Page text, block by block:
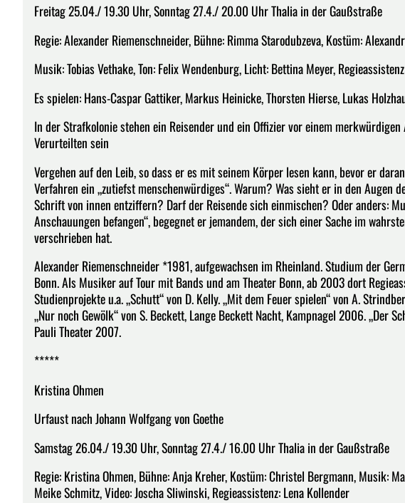
Freitag 25.04./ 19.30 Uhr, Sonntag 27.4./ 20.00 Uhr Thalia in der Gaußstraße
Regie: Alexander Riemenschneider, Bühne: Rimma Starodubzeva, Kostüm:
Musik: Tobias Vethake, Ton: Felix Wendenburg, Licht: Bettina Meyer,
Es spielen: Hans-Caspar Gattiker, Markus Heinicke, Thorsten Hierse, Lukas
In der Strafkolonie stehen ein Reisender und ein Offizier vor einem
Verurteilten sein
Vergehen auf den Leib, so dass er es mit seinem Körper lesen kann, bevor er
Verfahren ein „zutiefst menschenwürdiges“. Warum? Was sieht er in den Augen
Schrift von innen entziffern? Darf der Reisende sich einmischen? Oder anders:
Anschauungen befangen“, begegnet er jemandem, der sich einer Sache im
verschrieben hat.
Alexander Riemenschneider *1981, aufgewachsen im Rheinland. Studium der
Bonn. Als Musiker auf Tour mit Bands und am Theater Bonn, ab 2003 dort
Studienprojekte u.a. „Schutt“ von D. Kelly. „Mit dem Feuer spielen“ von A.
„Nur noch Gewölk“ von S. Beckett, Lange Beckett Nacht, Kampnagel 2006. „Der
Pauli Theater 2007.
*****
Kristina Ohmen
Urfaust nach Johann Wolfgang von Goethe
Samstag 26.04./ 19.30 Uhr, Sonntag 27.4./ 16.00 Uhr Thalia in der Gaußstraße
Regie: Kristina Ohmen, Bühne: Anja Kreher, Kostüm: Christel Bergmann, Musik:
Meike Schmitz, Video: Joscha Sliwinski, Regieassistenz: Lena Kollender